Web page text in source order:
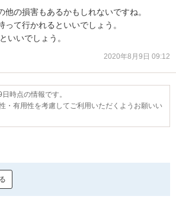
の損害もあるかもしれないですね。
て行かれるといいでしょう。
いいでしょう。
2020年8月9日 09:12
時点の情報です。
・有用性を考慮してご利用いただくようお願いい